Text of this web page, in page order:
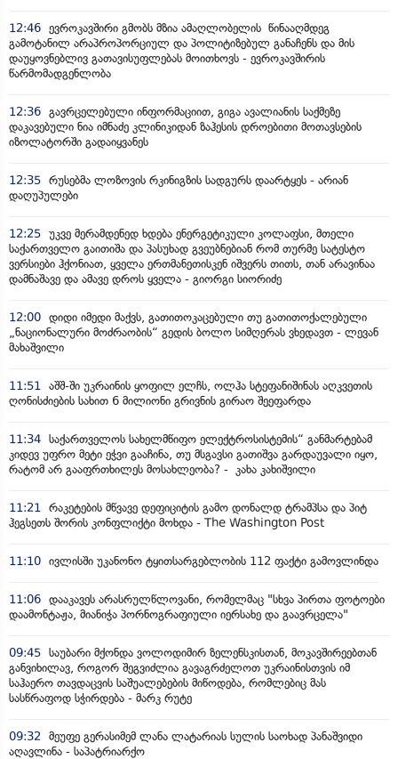
12:46 ევროკავშირი გმობს მზია ამაღლობელის წინააღმდეგ
გამოტანილ არაპროპორციულ და პოლიტიზებულ განაჩენს და მის
დაუყოვნებლივ გათავისუფლებას მოითხოვს - ევროკავშირის
წარმომადგენლობა
12:36 გავრცელებული ინფორმაციით, გიგა ავალიანის საქმეზე
დაკავებული ნია იმნაძე კლინიკიდან ზაჰესის დროებითი მოთავსების
იზოლატორში გადაიყვანეს
12:35 რუსებმა ლოზოვის რკინიგზის სადგურს დაარტყეს - არიან
დაღუპულები
12:25 უკვე მერამდენედ ხდება ენერგეტიკული კოლაფსი, მთელი
საქართველო გაითიშა და პასუხად გვეუბნებიან რომ თურმე სატესტო
ვერსიები ჰქონიათ, ყველა ერთმანეთისკენ იშვერს თითს, თან არავინაა
დამნაშავე და ამავე დროს ყველა - გიორგი სიორიძე
12:00 დიდი იმედი მაქვს, გათითოკაცებული თუ გათითოქალებული
„ნაციონალური მოძრაობის“ გედის ბოლო სიმღერას ვხედავთ - ლევან
მახაშვილი
11:51
აშშ-ში უკრაინის ყოფილ ელჩს, ოლჰა სტეფანიშინას აღკვეთის
ღონისძიების სახით 6 მილიონი გრივნის გირაო შეეფარდა
11:34 საქართველოს სახელმწიფო ელექტროსისტემის“ განმარტებამ
კიდევ უფრო მეტი ეჭვი გააჩინა, თუ მსგავსი გათიშვა გარდაუვალი იყო,
რატომ არ გააფრთხილეს მოსახლეობა? - კახა კახიშვილი
11:21
რაკეტების მწვავე დეფიციტის გამო დონალდ ტრამპსა და პიტ
ჰეგსეთს შორის კონფლიქტი მოხდა - The Washington Post
11:10 ივლისში უკანონო ტყითსარგებლობის 112 ფაქტი გამოვლინდა
11:06 დააკავეს არასრულწლოვანი, რომელმაც "სხვა პირთა ფოტოები
დაამონტაჟა, მიანიჭა პორნოგრაფიული იერსახე და გაავრცელა"
09:45 საუბარი მქონდა ვოლოდიმირ ზელენსკისთან, მოკავშირეებთან
განვიხილავ, როგორ შეგვიძლია გავაგრძელოთ უკრაინისთვის იმ
საჰაერო თავდაცვის საშუალებების მიწოდება, რომლებიც მას
სასწრაფოდ სჭირდება - მარკ რუტე
09:32
მეუფე გერასიმემ ლანა ლატარიას სულის საოხად პანაშვიდი
აღავლინა - საპატრიარქო